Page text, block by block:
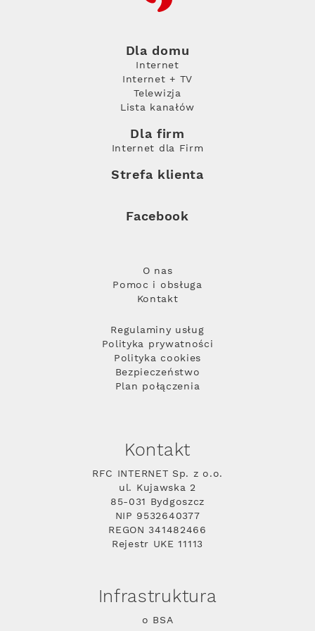
Dla domu
Internet
Internet + TV
Telewizja
Lista kanałów
Dla firm
Internet dla Firm
Strefa klienta
Facebook
O nas
Pomoc i obsługa
Kontakt
Regulaminy usług
Polityka prywatności
Polityka cookies
Bezpieczeństwo
Plan połączenia
Kontakt
RFC INTERNET Sp. z o.o.
ul. Kujawska 2
85-031 Bydgoszcz
NIP 9532640377
REGON 341482466
Rejestr UKE 11113
Infrastruktura
o BSA